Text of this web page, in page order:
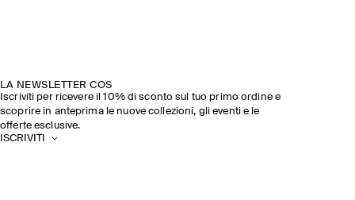
LA NEWSLETTER COS
Iscriviti per ricevere il 10% di sconto sul tuo primo ordine e
scoprire in anteprima le nuove collezioni, gli eventi e le
offerte esclusive.
ISCRIVITI